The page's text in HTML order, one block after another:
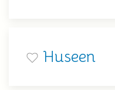
Huseen